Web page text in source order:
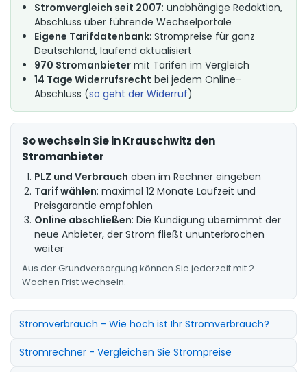
Stromvergleich seit 2007: unabhängige Redaktion,
Abschluss über führende Wechselportale
Eigene Tarifdatenbank: Strompreise für ganz
Deutschland, laufend aktualisiert
970 Stromanbieter mit Tarifen im Vergleich
14 Tage Widerrufsrecht bei jedem Online-
Abschluss (so geht der Widerruf)
So wechseln Sie in Krauschwitz den
Stromanbieter
PLZ und Verbrauch oben im Rechner eingeben
Tarif wählen: maximal 12 Monate Laufzeit und
Preisgarantie empfohlen
Online abschließen: Die Kündigung übernimmt der
neue Anbieter, der Strom fließt ununterbrochen
weiter
Aus der Grundversorgung können Sie jederzeit mit 2
Wochen Frist wechseln.
Stromverbrauch - Wie hoch ist Ihr Stromverbrauch?
Stromrechner - Vergleichen Sie Strompreise